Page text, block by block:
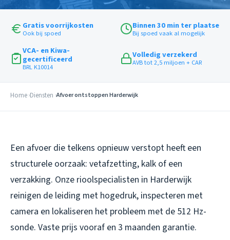
Gratis voorrijkosten
Ook bij spoed
Binnen 30 min ter plaatse
Bij spoed vaak al mogelijk
VCA- en Kiwa-
gecertificeerd
BRL K10014
Volledig verzekerd
AVB tot 2,5 miljoen + CAR
Home Diensten Afvoer ontstoppen Harderwijk
Een afvoer die telkens opnieuw verstopt heeft een
structurele oorzaak: vetafzetting, kalk of een
verzakking. Onze rioolspecialisten in Harderwijk
reinigen de leiding met hogedruk, inspecteren met
camera en lokaliseren het probleem met de 512 Hz-
sonde. Vaste prijs vooraf en 3 maanden garantie.